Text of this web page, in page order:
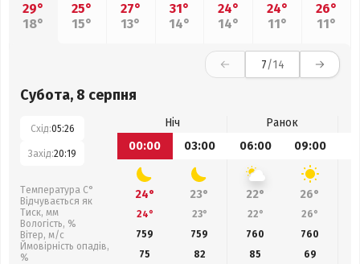
29°
18°
25°
15°
27°
13°
31°
14°
24°
14°
24°
11°
26°
11°
7/14
Субота, 8 серпня
Схід:05:26
Захід:20:19
Температура С°
Відчувається як
Тиск, мм
Вологість, %
Вітер, м/с
Ймовірність опадів,
%
Ніч
Ранок
00:00
03:00 06:00 09:00
24° 23° 22° 26°
24° 23° 22° 26°
759
759 760 760
75
82 85 69